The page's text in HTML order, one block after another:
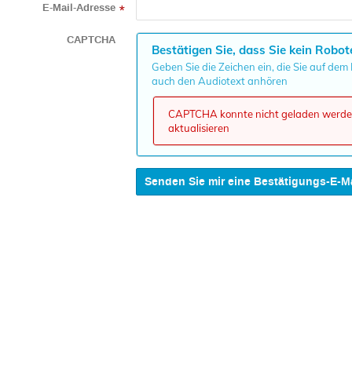
E-Mail-Adresse *
CAPTCHA
Bestätigen Sie, dass Sie kein
Geben Sie die Zeichen ein, die Sie auf
auch den Audiotext anhören
CAPTCHA konnte nicht geladen
aktualisieren